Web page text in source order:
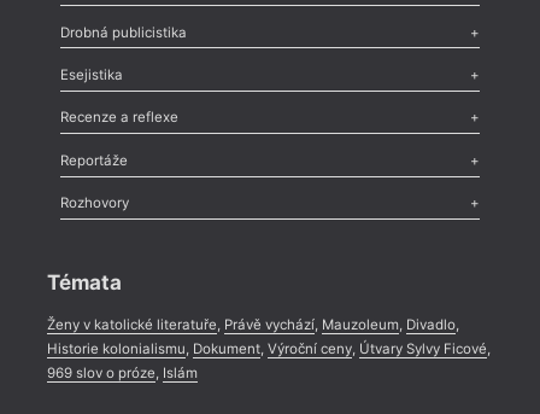
Poezie,Próza,Dokumenty
Drobná publicistika
Odlesk
Nekrolog,Glosa,Sloupek,Pozvánka,Literární soutěž,
Esejistika
Esej ,Pádlo,Úvaha
Recenze a reflexe
Recenze
Méně slov o próze,Celá rubrika
Reportáže
Literární zítřky
Celá rubrika
Rozhovory
Témata
Ženy v katolické literatuře, Právě vychází, Mauzoleum, Divadlo,
Historie kolonialismu, Dokument, Výroční ceny, Útvary Sylvy Ficové,
969 slov o próze, Islám